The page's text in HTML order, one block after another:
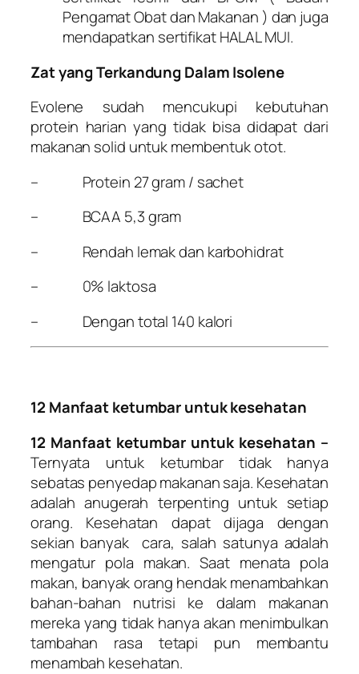
Pengamat Obat dan Makanan ) dan juga
mendapatkan sertifikat HALAL MUI.
Zat yang Terkandung Dalam Isolene
Evolene sudah mencukupi kebutuhan
protein harian yang tidak bisa didapat dari
makanan solid untuk membentuk otot.
– Protein 27 gram / sachet
– BCAA 5,3 gram
– Rendah lemak dan karbohidrat
– 0% laktosa
– Dengan total 140 kalori
12 Manfaat ketumbar untuk kesehatan
12 Manfaat ketumbar untuk kesehatan –
Ternyata untuk ketumbar tidak hanya
sebatas penyedap makanan saja. Kesehatan
adalah anugerah terpenting untuk setiap
orang. Kesehatan dapat dijaga dengan
sekian banyak cara, salah satunya adalah
mengatur pola makan. Saat menata pola
makan, banyak orang hendak menambahkan
bahan-bahan nutrisi ke dalam makanan
mereka yang tidak hanya akan menimbulkan
tambahan rasa tetapi pun membantu
menambah kesehatan.